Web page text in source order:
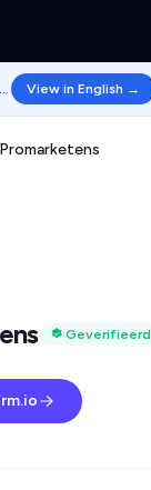
This page is in Dutch. View in English →
Promarketens
Geverifieerd